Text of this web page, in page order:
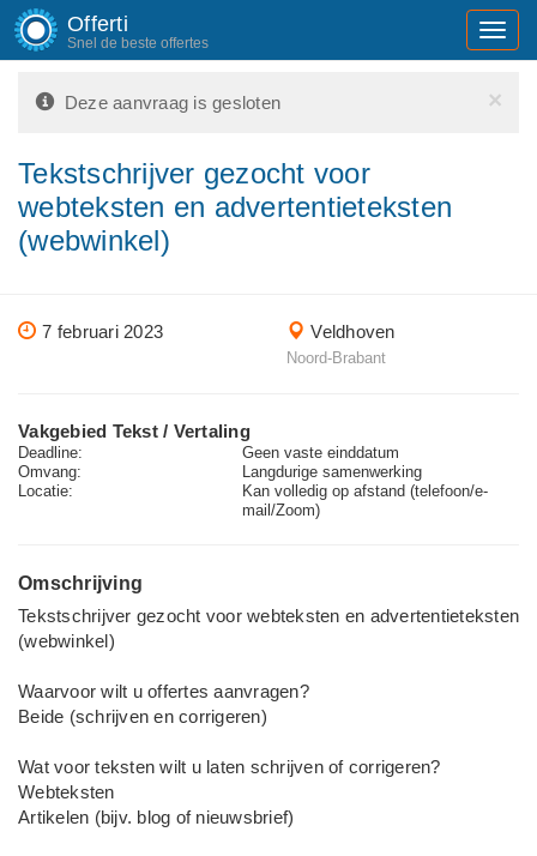
Offerti
Snel de beste offertes
×
Deze aanvraag is gesloten
Tekstschrijver gezocht voor
webteksten en advertentieteksten
(webwinkel)
7 februari 2023 Veldhoven
Noord-Brabant
Vakgebied Tekst / Vertaling
Deadline:
Geen vaste einddatum
Omvang:
Langdurige samenwerking
Locatie:
Kan volledig op afstand (telefoon/e-
mail/Zoom)
Omschrijving
Tekstschrijver gezocht voor webteksten en advertentieteksten
(webwinkel)
Waarvoor wilt u offertes aanvragen?
Beide (schrijven en corrigeren)
Wat voor teksten wilt u laten schrijven of corrigeren?
Webteksten
Artikelen (bijv. blog of nieuwsbrief)